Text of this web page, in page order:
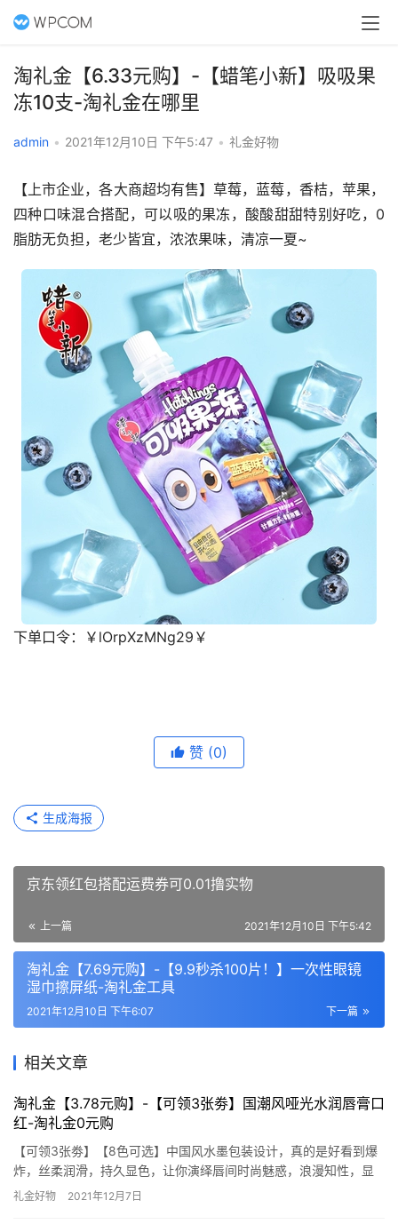
淘礼金【6.33元购】-【蜡笔小新】吸吸果
冻10支-淘礼金在哪里
admin • 2021年12月10日 下午5:47 • 礼金好物
【上市企业，各大商超均有售】草莓，蓝莓，香桔，苹果，
四种口味混合搭配，可以吸的果冻，酸酸甜甜特别好吃，0
脂肪无负担，老少皆宜，浓浓果味，清凉一夏~
下单口令： ￥lOrpXzMNg29￥
赞 (0)
生成海报
京东领红包搭配运费券可0.01撸实物
上一篇 2021年12月10日 下午5:42
淘礼金【7.69元购】-【9.9秒杀100片！】一次性眼镜
湿巾擦屏纸-淘礼金工具
下一篇
2021年12月10日 下午6:07
相关文章
淘礼金【3.78元购】-【可领3张劵】国潮风哑光水润唇膏口
红-淘礼金0元购
【可领3张劵】【8色可选】中国风水墨包装设计，真的是好看到爆
炸，丝柔润滑，持久显色，让你演绎唇间时尚魅惑，浪漫知性，显
白不挑皮。 下单口令：￥q80FXBy187q￥ 去淘宝购买 淘礼金0元
礼金好物 2021年12月7日